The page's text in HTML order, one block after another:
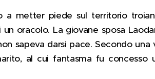
a metter piede sul territorio
oracolo. La giovane sposa
sapeva darsi pace. Secondo
al cui fantasma fu concesso